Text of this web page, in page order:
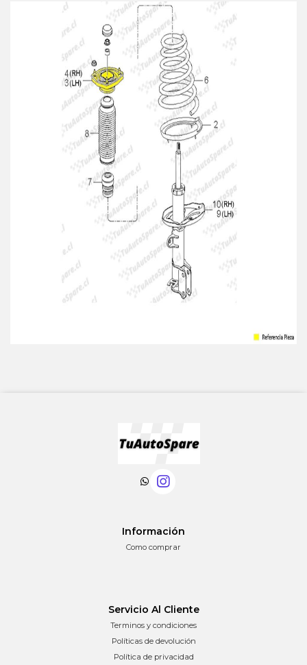
Información
Como comprar
Servicio Al Cliente
Terminos y condiciones
Políticas de devolución
Política de privacidad